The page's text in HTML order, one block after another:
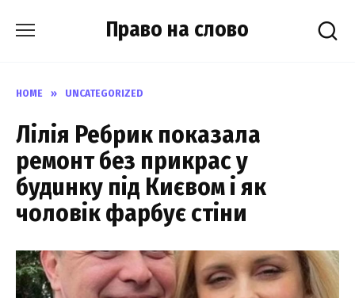
Право на слово
HOME » UNCATEGORIZED
Лілія Ребрик показала
ремонт без прикрас у
будuнку під Києвом і як
чоловік фарбує стіни